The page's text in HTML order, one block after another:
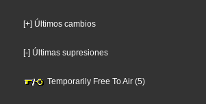
[+] Últimos cambios
[-] Últimas supresiones
Temporarily Free To Air (5)